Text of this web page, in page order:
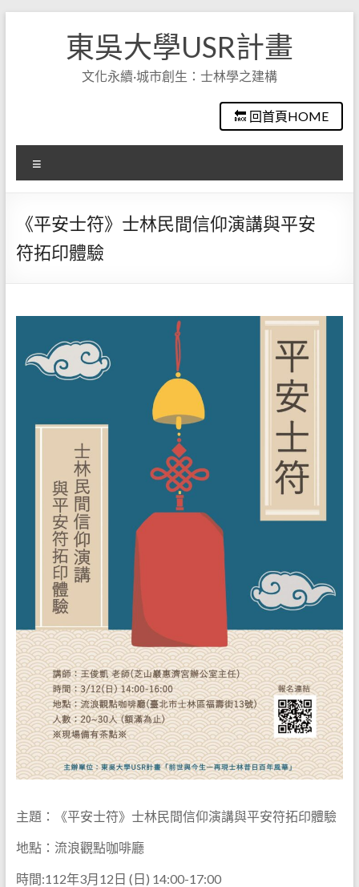
東吳大學USR計畫
文化永續·城市創生：士林學之建構
🔙 回首頁HOME
單
《平安士符》士林民間信仰演講與平安
符拓印體驗
主題：《平安士符》士林民間信仰演講與平安符拓印體驗
地點：流浪觀點咖啡廳
時間:112年3月12日 (日) 14:00-17:00